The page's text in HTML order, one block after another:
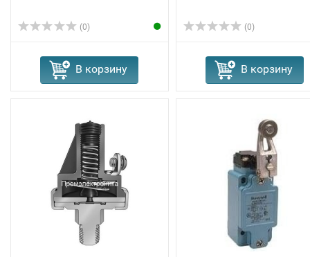
(0)
В корзину
(0)
В корзину